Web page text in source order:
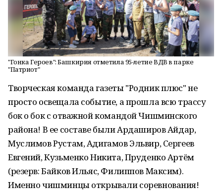
"Гонка Героев": Башкирия отметила 95-летие ВДВ в парке
"Патриот"
Творческая команда газеты "Родник плюс" не
просто освещала событие, а прошла всю трассу
бок о бок с отважной командой Чишминского
района! В ее составе были Ардаширов Айдар,
Муслимов Рустам, Адигамов Эльвир, Сергеев
Евгений, Кузьменко Никита, Пруденко Артём
(резерв: Байков Ильяс, Филиппов Максим).
Именно чишминцы открывали соревнования!